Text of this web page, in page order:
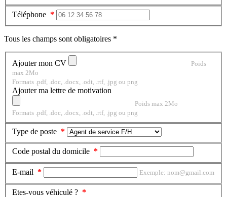
Téléphone
Tous les champs sont obligatoires *
Ajouter mon CV
Poids
max 2Mo
Formats .pdf, .doc, .docx, .odt, .rtf, .jpg ou png
Ajouter ma lettre de motivation
Poids max 2Mo
Formats .pdf, .doc, .docx, .odt, .rtf, .jpg ou png
Type de poste
Code postal du domicile
E-mail Exemple: nom@gmail.com
Etes-vous véhiculé ?